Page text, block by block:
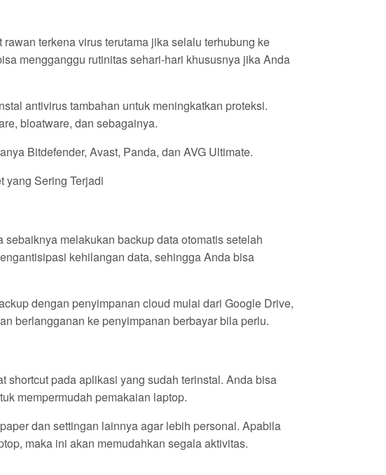
terkena virus terutama jika selalu terhubung ke
mengganggu rutinitas sehari-hari khususnya jika Anda
antivirus tambahan untuk meningkatkan proteksi.
bloatware, dan sebagainya.
Bitdefender, Avast, Panda, dan AVG Ultimate.
yang Sering Terjadi
melakukan backup data otomatis setelah
kehilangan data, sehingga Anda bisa
dengan penyimpanan cloud mulai dari Google Drive,
berlangganan ke penyimpanan berbayar bila perlu.
shortcut pada aplikasi yang sudah terinstal. Anda bisa
mempermudah pemakaian laptop.
dan settingan lainnya agar lebih personal. Apabila
maka ini akan memudahkan segala aktivitas.